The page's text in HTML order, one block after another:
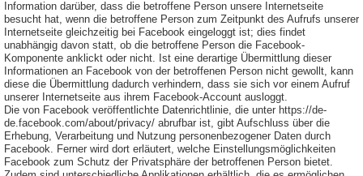
Information darüber, dass die betroffene Person unsere Internetseite
besucht hat, wenn die betroffene Person zum Zeitpunkt des Aufrufs unserer
Internetseite gleichzeitig bei Facebook eingeloggt ist; dies findet
unabhängig davon statt, ob die betroffene Person die Facebook-
Komponente anklickt oder nicht. Ist eine derartige Übermittlung dieser
Informationen an Facebook von der betroffenen Person nicht gewollt, kann
diese die Übermittlung dadurch verhindern, dass sie sich vor einem Aufruf
unserer Internetseite aus ihrem Facebook-Account ausloggt.
Die von Facebook veröffentlichte Datenrichtlinie, die unter https://de-
de.facebook.com/about/privacy/ abrufbar ist, gibt Aufschluss über die
Erhebung, Verarbeitung und Nutzung personenbezogener Daten durch
Facebook. Ferner wird dort erläutert, welche Einstellungsmöglichkeiten
Facebook zum Schutz der Privatsphäre der betroffenen Person bietet.